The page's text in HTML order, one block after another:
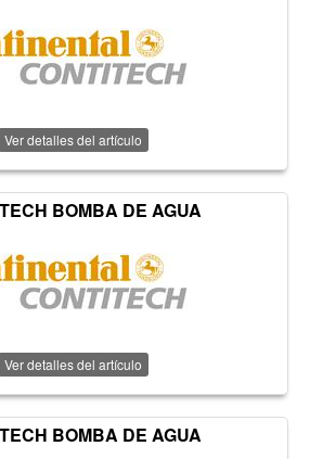
Ver detalles del artículo
BOMBA DE AGUA
Ver detalles del artículo
BOMBA DE AGUA